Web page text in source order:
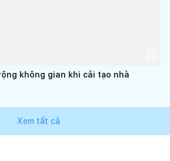
không gian khi cải tạo nhà
Xem tất cả